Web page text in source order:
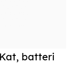
batteri